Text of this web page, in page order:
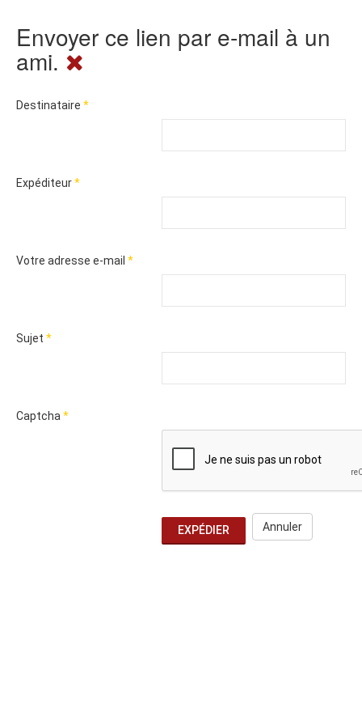
Envoyer ce lien par e-mail à un
ami.
Destinataire *
Expéditeur*
Votre adresse e-mail *
Sujet *
Captcha *
EXPÉDIER Annuler